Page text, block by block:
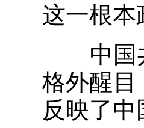
这一根本
中国共
格外醒目
反映了